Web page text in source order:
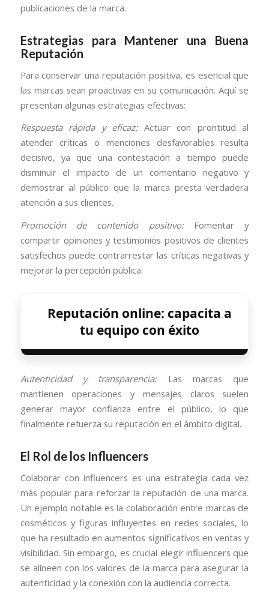
publicaciones de la marca.
Estrategias para Mantener una Buena
Reputación
Para conservar una reputación positiva, es esencial que
las marcas sean proactivas en su comunicación. Aquí se
presentan algunas estrategias efectivas:
Respuesta rápida y eficaz:Actuar con prontitud al
atender críticas o menciones desfavorables resulta
decisivo, ya que una contestación a tiempo puede
disminuir el impacto de un comentario negativo y
demostrar al público que la marca presta verdadera
atención a sus clientes.
Promoción de contenido positivo:Fomentar y
compartir opiniones y testimonios positivos de clientes
satisfechos puede contrarrestar las críticas negativas y
mejorar la percepción pública.
Reputación online: capacita a
tu equipo con éxito
Autenticidad y transparencia:Las marcas que
mantienen operaciones y mensajes claros suelen
generar mayor confianza entre el público, lo que
finalmente refuerza su reputación en el ámbito digital.
El Rol de los Influencers
Colaborar con influencers es una estrategia cada vez
más popular para reforzar la reputación de una marca.
Un ejemplo notable es la colaboración entre marcas de
cosméticos y figuras influyentes en redes sociales, lo
que ha resultado en aumentos significativos en ventas y
visibilidad. Sin embargo, es crucial elegir influencers que
se alineen con los valores de la marca para asegurar la
autenticidad y la conexión con la audiencia correcta.